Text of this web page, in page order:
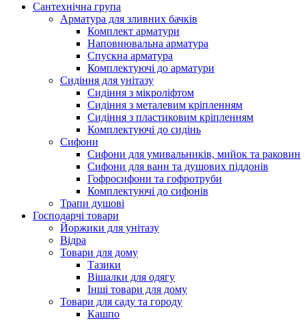
Сантехнічна група
Арматура для зливних бачків
Комплект арматури
Наповнювальна арматура
Спускна арматура
Комплектуючі до арматури
Сидіння для унітазу
Сидіння з мікроліфтом
Сидіння з металевим кріпленням
Сидіння з пластиковим кріпленням
Комплектуючі до сидінь
Сифони
Сифони для умивальників, мийок та раковин
Сифони для ванн та душових піддонів
Гофросифони та гофротруби
Комплектуючі до сифонів
Трапи душові
Господарчі товари
Йоржики для унітазу
Відра
Товари для дому
Тазики
Вішалки для одягу
Інші товари для дому
Товари для саду та городу
Кашпо